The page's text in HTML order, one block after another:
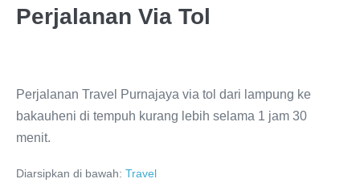
Perjalanan Via Tol
Perjalanan Travel Purnajaya via tol dari lampung ke
bakauheni di tempuh kurang lebih selama 1 jam 30
menit.
Diarsipkan di bawah: Travel